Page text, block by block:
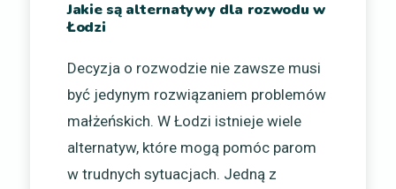
Jakie są alternatywy dla rozwodu w
Łodzi
Decyzja o rozwodzie nie zawsze musi
być jedynym rozwiązaniem problemów
małżeńskich. W Łodzi istnieje wiele
alternatyw, które mogą pomóc parom
w trudnych sytuacjach. Jedną z